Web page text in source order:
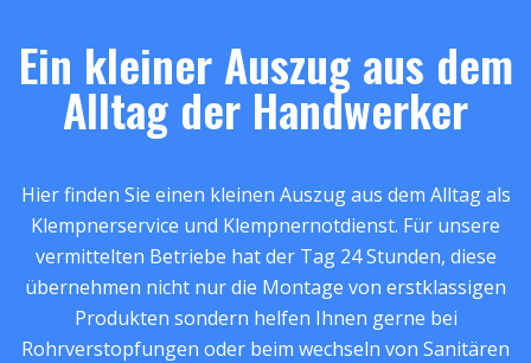
Ein kleiner Auszug aus dem
Alltag der Handwerker
Hier finden Sie einen kleinen Auszug aus dem Alltag als
Klempnerservice und Klempnernotdienst. Für unsere
vermittelten Betriebe hat der Tag 24 Stunden, diese
übernehmen nicht nur die Montage von erstklassigen
Produkten sondern helfen Ihnen gerne bei
Rohrverstopfungen oder beim wechseln von Sanitären